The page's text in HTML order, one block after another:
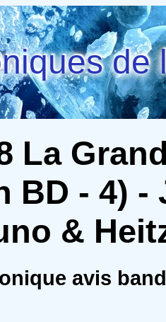
de
La
BD - 4)
&
avis